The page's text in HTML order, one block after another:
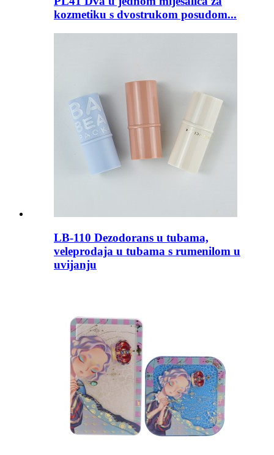
kozmetiku s dvostrukom posudom...
LB-110 Dezodorans u tubama,
veleprodaja u tubama s rumenilom u
uvijanju